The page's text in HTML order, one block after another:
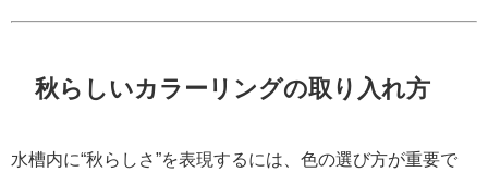
秋らしいカラーリングの取り入れ方
水槽内に“秋らしさ”を表現するには、色の選び方が重要で